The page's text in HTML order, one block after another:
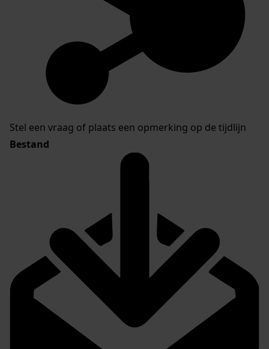
Stel een vraag of plaats een opmerking op de tijdlijn
Bestand